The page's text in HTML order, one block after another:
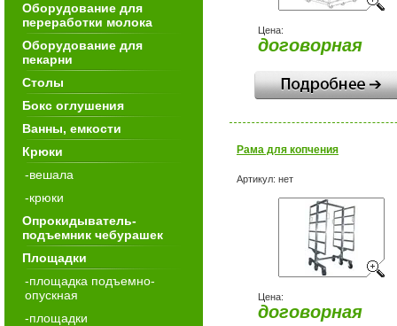
Оборудование для
переработки молока
Оборудование для
пекарни
Столы
Бокс оглушения
Ванны, емкости
Крюки
-вешала
-крюки
Опрокидыватель-
подъемник чебурашек
Площадки
-площадка подъемно-
опускная
-площадки
Цена:
договорная
Рама для копчения
Артикул: нет
Цена:
договорная